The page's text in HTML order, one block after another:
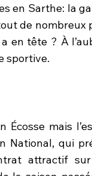
en Sarthe: la
de nombreux
en tête ? À
sportive.
mais
National, qui
attractif